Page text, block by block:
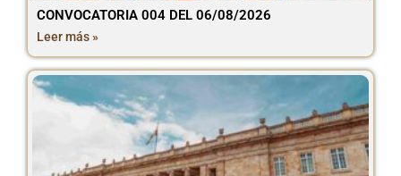
CONVOCATORIA 004 DEL 06/08/2026
Leer más »